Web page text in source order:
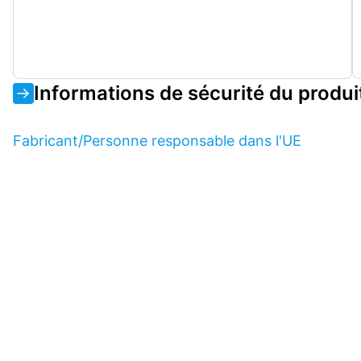
Informations de sécurité du
Fabricant/Personne responsable dans l'UE